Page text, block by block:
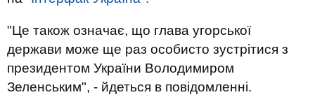
"Це також означає, що глава угорської
держави може ще раз особисто зустрітися з
президентом України Володимиром
Зеленським", - йдеться в повідомленні.